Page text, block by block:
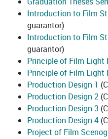
Introduction to Film
guarantor)
Introduction to Film
guarantor)
Principle of Film Light
Principle of Film Light
Production Design 1
Production Design 2
Production Design 3
Production Design 4
Project of Film